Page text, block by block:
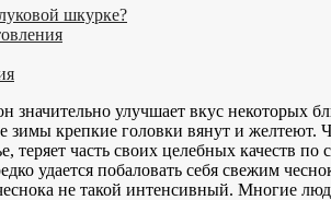
шкурке?
значительно улучшает вкус
зимы крепкие головки вянут и
теряет часть своих целебных
удается побаловать себя свежим
не такой интенсивный. Многие